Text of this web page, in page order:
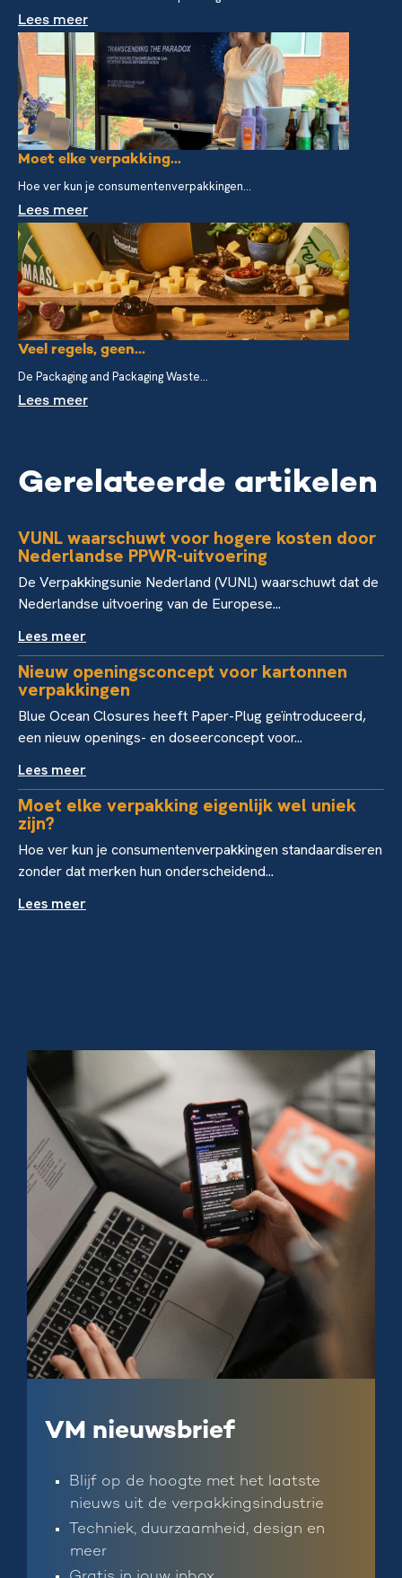
Lees meer
Moet elke verpakking...
Hoe ver kun je consumentenverpakkingen...
Lees meer
Veel regels, geen...
De Packaging and Packaging Waste...
Lees meer
Gerelateerde artikelen
VUNL waarschuwt voor hogere kosten door
Nederlandse PPWR-uitvoering
De Verpakkingsunie Nederland (VUNL) waarschuwt dat de
Nederlandse uitvoering van de Europese...
Lees meer
Nieuw openingsconcept voor kartonnen
verpakkingen
Blue Ocean Closures heeft Paper-Plug geïntroduceerd,
een nieuw openings- en doseerconcept voor...
Lees meer
Moet elke verpakking eigenlijk wel uniek
zijn?
Hoe ver kun je consumentenverpakkingen standaardiseren
zonder dat merken hun onderscheidend...
Lees meer
VM nieuwsbrief
Blijf op de hoogte met het laatste
nieuws uit de verpakkingsindustrie
Techniek, duurzaamheid, design en
meer